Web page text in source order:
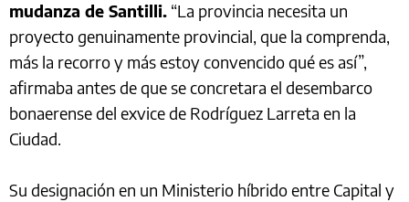
mudanza de Santilli. “La provincia necesita un
proyecto genuinamente provincial, que la comprenda,
más la recorro y más estoy convencido qué es así”,
afirmaba antes de que se concretara el desembarco
bonaerense del exvice de Rodríguez Larreta en la
Ciudad.
Su designación en un Ministerio híbrido entre Capital y